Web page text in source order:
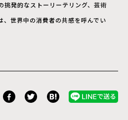
挑発的なストーリーテリング、芸術
、世界中の消費者の共感を呼んでい